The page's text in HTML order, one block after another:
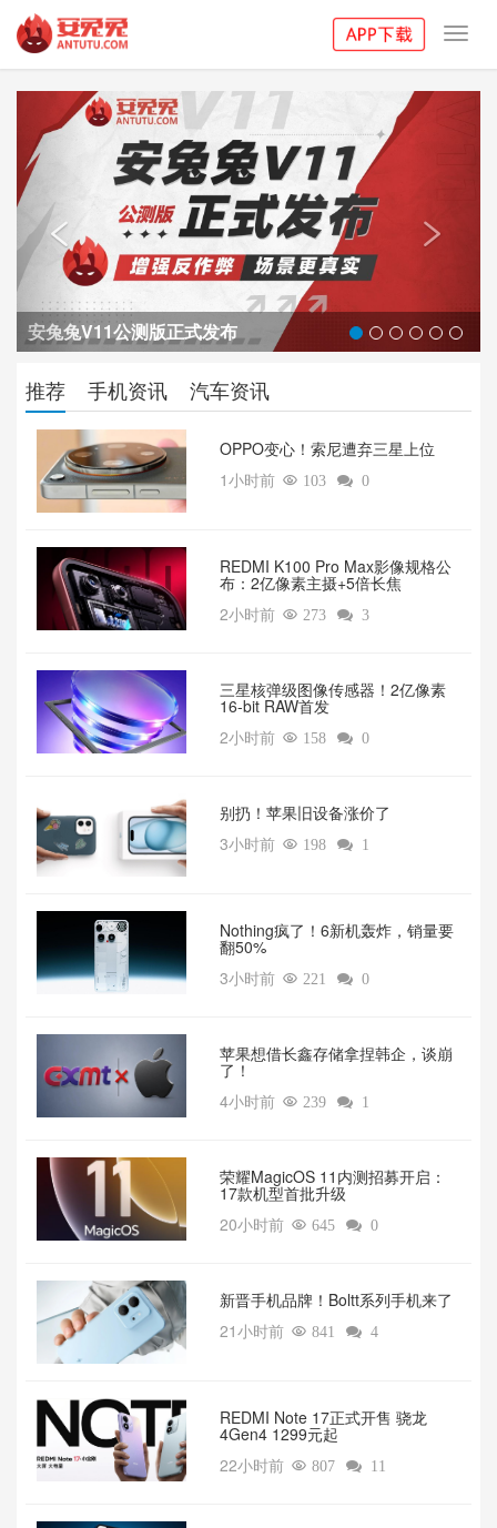
安兔兔V11公测版正式发布

Previous

推荐 手机资讯 汽车资讯
OPPO变心！索尼遭弃三星上位‌
1小时前  103  0
REDMI K100 Pro Max影像规格公
布：2亿像素主摄+5倍长焦
2小时前  273  3
三星核弹级图像传感器！2亿像素
16-bit RAW首发
2小时前  158  0
别扔！苹果旧设备涨价了‌
3小时前  198  1
‌Nothing疯了！6新机轰炸，销量要
翻50%‌
3小时前  221  0
苹果想借长鑫存储拿捏韩企，谈崩
了！
4小时前  239  1
荣耀MagicOS 11内测招募开启：
17款机型首批升级
20小时前  645  0
新晋手机品牌！Boltt系列手机来了
21小时前  841  4
REDMI Note 17正式开售 骁龙
4Gen4 1299元起
22小时前  807  11